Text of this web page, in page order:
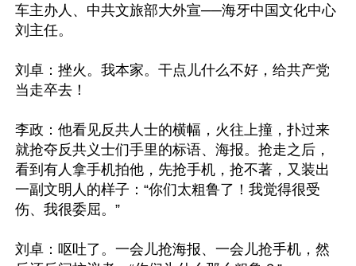
车主办人、中共文旅部大外宣──海牙中国文化中心
刘主任。
刘卓：挫火。我本家。干点儿什么不好，给共产党
当走卒去！
李政：他看见反共人士的横幅，火往上撞，扑过来
就抢夺反共义士们手里的标语、海报。抢走之后，
看到有人拿手机拍他，先抢手机，抢不著，又装出
一副文明人的样子：“你们太粗鲁了！我觉得很受
伤、我很委屈。”
刘卓：呕吐了。一会儿抢海报、一会儿抢手机，然